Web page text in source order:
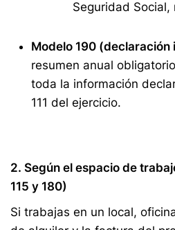
Seguridad Social,
Modelo 190 (declaración
resumen anual
toda la información
111 del ejercicio.
2. Según el espacio de
115 y 180)
Si trabajas en un local,